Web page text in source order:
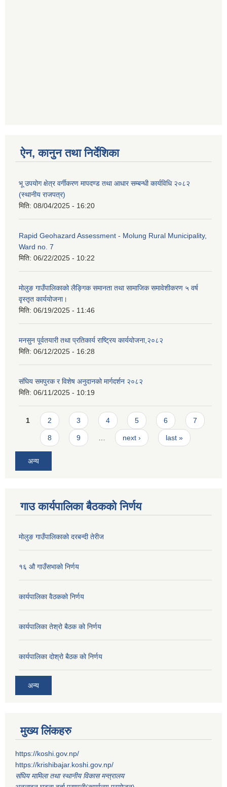
ऐन, कानुन तथा निर्देशिका
भू उपयोग क्षेत्र वर्गीकरण मापदण्ड तथा आधार सम्बन्धी कार्यविधि २०८२
(स्थानीय राजपत्र)
मिति: 08/04/2025 - 16:20
Rapid Geohazard Assessment - Molung Rural Municipality,
Ward no. 7
मिति: 06/22/2025 - 10:22
मोलुङ गाउँपालिकाको लैङ्गिक समानता तथा सामाजिक समावेशीकरण ५ वर्ष
वृस्तृत कार्ययोजना।
मिति: 06/19/2025 - 11:46
मनसुन पूर्वतयारी तथा प्रतिकार्य राष्ट्रिय कार्ययोजना,२०८२
मिति: 06/12/2025 - 16:28
संघिय समपुरक र विशेष अनुदानको मार्गदर्शन २०८२
मिति: 06/11/2025 - 10:19
Pages
1 2 3 4 5 6 7
8 9 next › last »
अन्य
गाउ कार्यपालिका बैठकको निर्णय
मोलुङ गाउँपालिकाको दरबन्दी तेरीज
१६ औ गाउँसभाको निर्णय
कार्यपालिका वैठकको निर्णय
कार्यपालिका तेश्रो बैठक को निर्णय
कार्यपालिका दोश्रो बैठक को निर्णय
अन्य
मुख्य लिंकहरु
https://koshi.gov.np/
https://krishibajar.koshi.gov.np/
संघिय मामिला तथा स्थानीय विकास मन्त्रालय